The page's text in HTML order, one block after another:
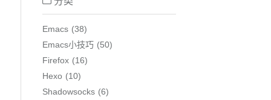
Emacs
38
Emacs小技巧
50
Firefox
16
Hexo
10
Shadowsocks
6